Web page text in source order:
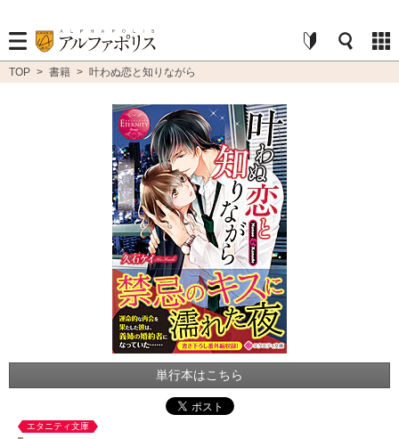
TOP > 書籍 > 叶わぬ恋と知りながら
単行本はこちら
エタニティ文庫